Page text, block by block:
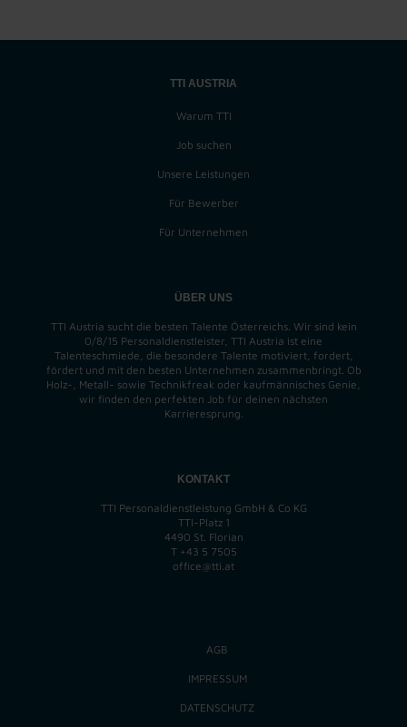
TTI AUSTRIA
Warum TTI
Job suchen
Unsere Leistungen
Für Bewerber
Für Unternehmen
ÜBER UNS
TTI Austria sucht die besten Talente Österreichs. Wir sind kein
0/8/15 Personaldienstleister, TTI Austria ist eine
Talenteschmiede, die besondere Talente motiviert, fordert,
fördert und mit den besten Unternehmen zusammenbringt. Ob
Holz-, Metall- sowie Technikfreak oder kaufmännisches Genie,
wir finden den perfekten Job für deinen nächsten
Karrieresprung.
KONTAKT
TTI Personaldienstleistung GmbH & Co KG
TTI-Platz 1
4490 St. Florian
T +43 5 7505
office@tti.at
AGB
IMPRESSUM
DATENSCHUTZ